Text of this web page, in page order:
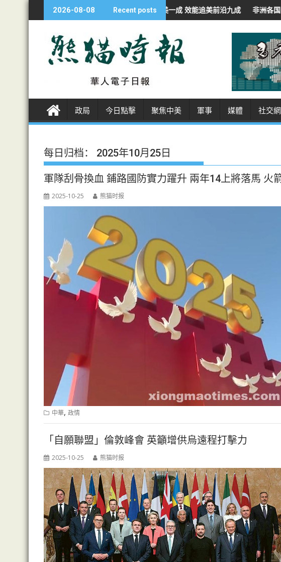
k
e
2026-08-08 Recent posts
經濟學人：華AI投資不足美一成 效能追美前沿九成 非洲各国開發者轉投中國AI
政局 今日點擊 聚焦中美 軍事 媒體 社交
每日归档： 2025年10月25日
軍隊刮骨換血 鋪路國防實力躍升 兩年14上將落馬 火
2025-10-25 熊猫时报
中華, 政情
「自願聯盟」倫敦峰會 英籲增供烏遠程打擊力
2025-10-25 熊猫时报